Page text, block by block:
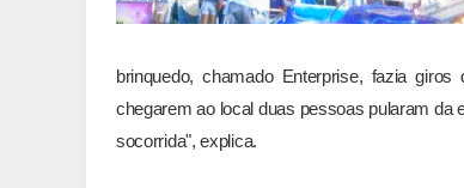
brinquedo, chamado Enterprise, fazia
chegarem ao local duas pessoas pularam da
socorrida", explica.